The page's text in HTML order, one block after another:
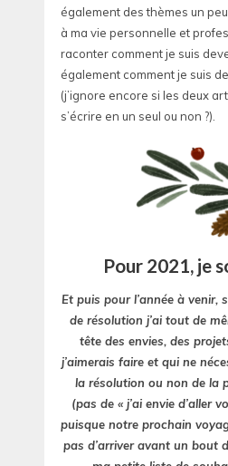
également des thèmes un
à ma vie personnelle et
raconter comment je suis
également comment je suis
(j’ignore encore si les deux
s’écrire en un seul ou non ?).
Pour 2021, je
Et puis pour l’année à venir,
de résolution j’ai tout de
tête des envies, des
j’aimerais faire et qui ne
la résolution ou non de la
(pas de « j’ai envie d’aller
puisque notre prochain
pas d’arriver avant un bout